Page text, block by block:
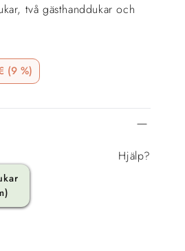
två gästhanddukar och
(9 %)
Hjälp?